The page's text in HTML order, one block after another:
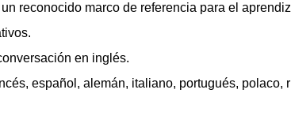
reconocido marco de referencia para el
en inglés.
español, alemán, italiano, portugués, polaco,